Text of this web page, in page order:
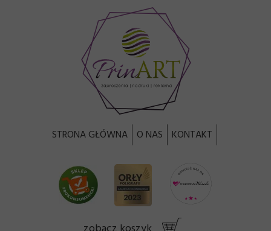
STRONA GŁÓWNA O NAS KONTAKT